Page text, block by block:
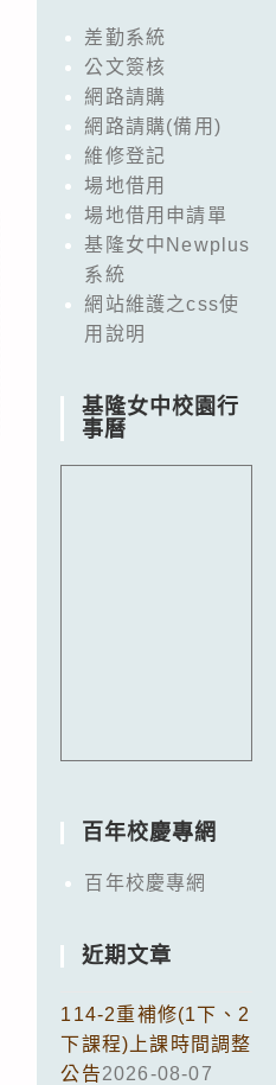
差勤系統
公文簽核
網路請購
網路請購(備用)
維修登記
場地借用
場地借用申請單
基隆女中Newplus
系統
網站維護之css使
用說明
基隆女中校園行
事曆
百年校慶專網
百年校慶專網
近期文章
114-2重補修(1下、2
下課程)上課時間調整
公告2026-08-07